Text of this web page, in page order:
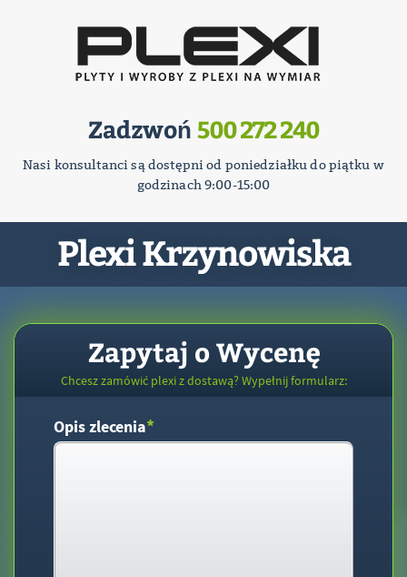
Zadzwoń 500 272 240
Nasi konsultanci są dostępni od poniedziałku do piątku w
godzinach 9:00-15:00
Plexi Krzynowiska
Zapytaj o Wycenę
Chcesz zamówić plexi z dostawą? Wypełnij formularz:
Opis zlecenia*